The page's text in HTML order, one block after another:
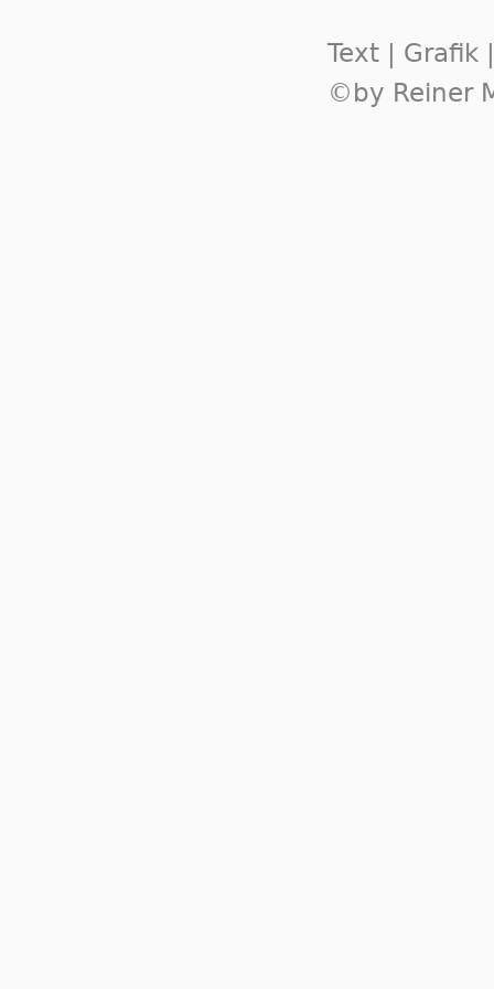
Text | Grafik
©by Reiner